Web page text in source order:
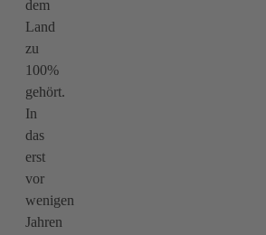
dem
Land
zu
100%
gehört.
In
das
erst
vor
wenigen
Jahren